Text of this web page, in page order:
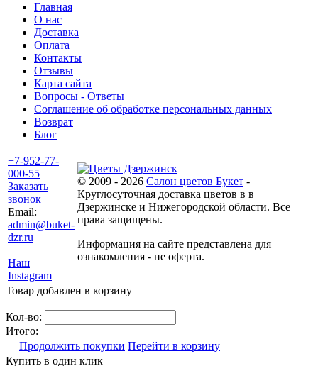
Главная
О нас
Доставка
Оплата
Контакты
Отзывы
Карта сайта
Вопросы - Ответы
Соглашение об обработке персональных данных
Возврат
Блог
+7-952-77-
000-55
Заказать
звонок
Email:
admin@buket-
dzr.ru
Наш
Instagram
© 2009 - 2026 Салон цветов Букет -
Круглосуточная доставка цветов в в
Дзержинске и Нижегородской области. Все
права защищены.
Информация на сайте представлена для
ознакомления - не оферта.
Товар добавлен в корзину
Кол-во:
Итого:
Продолжить покупки Перейти в корзину
Купить в один клик